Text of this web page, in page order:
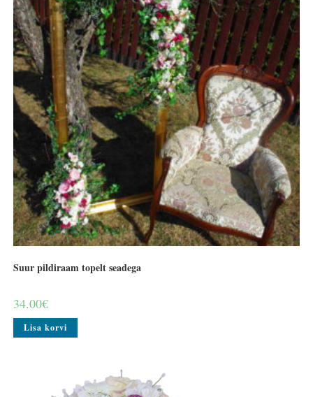
Suur pildiraam topelt seadega
34.00€
Lisa korvi